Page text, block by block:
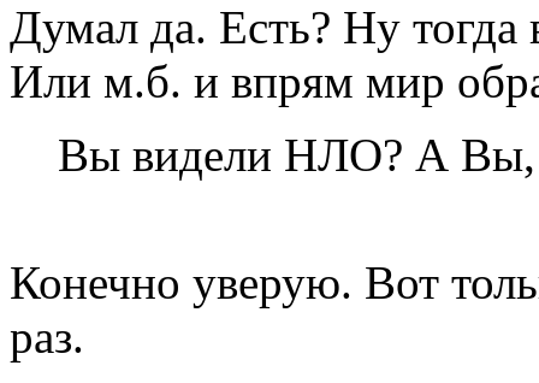
Думал да. Есть? Ну тогда
Или м.б. и впрям мир
Вы видели НЛО? А Вы,
Конечно уверую. Вот
раз.